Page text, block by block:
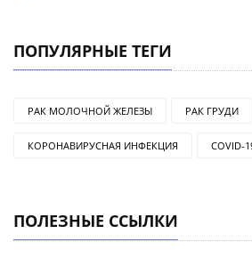
ПОПУЛЯРНЫЕ ТЕГИ
РАК МОЛОЧНОЙ ЖЕЛЕЗЫ РАК ГРУДИ
КОРОНАВИРУСНАЯ ИНФЕКЦИЯ COVID-
ПОЛЕЗНЫЕ ССЫЛКИ